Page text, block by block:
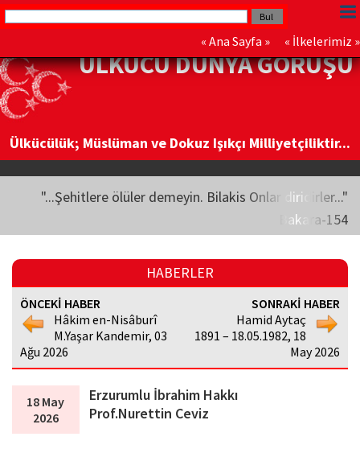
« Ana Sayfa » « İlkelerimiz »
ÜLKÜCÜ DÜNYA GÖRÜŞÜ
Ülkücülük; Müslüman ve Dokuz Işıkçı Milliyetçiliktir...
"...Şehitlere ölüler demeyin. Bilakis Onlar diridirler..."
Bakara-154
HABERLER
ÖNCEKİ HABER
Hâkim en-Nisâburî
M.Yaşar Kandemir, 03
Ağu 2026
SONRAKİ HABER
Hamid Aytaç
1891 – 18.05.1982, 18
May 2026
18 May
2026
Erzurumlu İbrahim Hakkı
Prof.Nurettin Ceviz